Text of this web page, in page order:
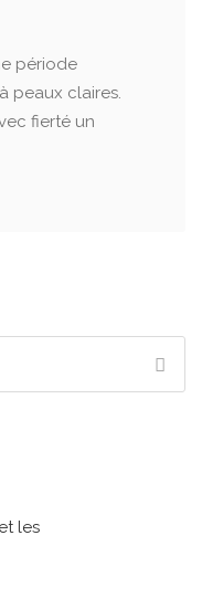
période
peaux claires.
fierté un
les